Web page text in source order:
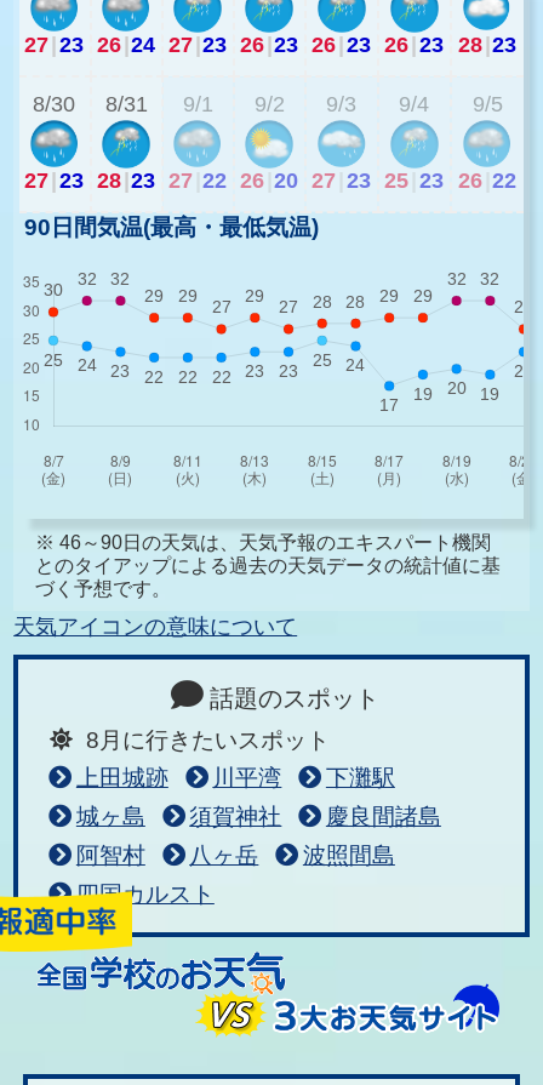
27|23 26|24 27|23 26|23 26|23 26|23 28|23
8/30
27|23
8/31
28|23
9/1
27 22
9/2
26 20
9/3
27 23
9/4
25 23
9/5
26 22
90日間気温(最高・最低気温)
※ 46～90日の天気は、天気予報のエキスパート機関
とのタイアップによる過去の天気データの統計値に基
づく予想です。
天気アイコンの意味について
話題のスポット
8月に行きたいスポット
上田城跡
川平湾
下灘駅
城ヶ島
須賀神社
慶良間諸島
阿智村
八ヶ岳
波照間島
四国カルスト